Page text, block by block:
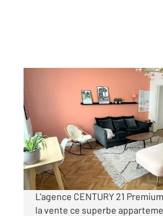
, 3 pièces
Appartement F3 à
219 000 €
Visiter le site dédié
L'agence CENTURY 21
la vente ce superbe